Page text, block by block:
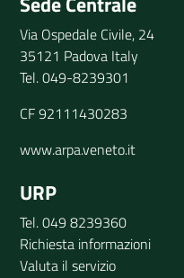
Via Ospedale Civile, 24
35121 Padova Italy
Tel. 049-8239301
CF 92111430283
www.arpa.veneto.it
URP
Tel. 049 8239360
Richiesta informazioni
Valuta il servizio